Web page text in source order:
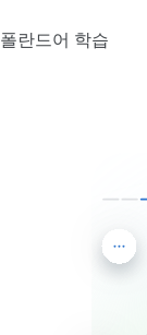
폴란드어 학습